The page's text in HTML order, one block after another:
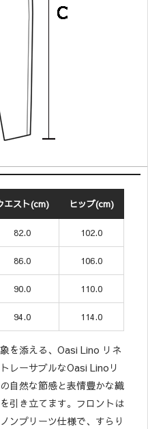
エスト(cm) ヒップ(cm)
82.0 102.0
86.0 106.0
90.0 110.0
94.0 114.0
を添える、Oasi Lino リネ
レーサブルなOasi Linoリ
自然な節感と表情豊かな織
引き立てます。フロントは
ンプリーツ仕様で、すらり